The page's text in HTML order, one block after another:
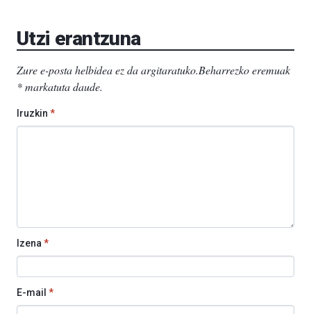
Utzi erantzuna
Zure e-posta helbidea ez da argitaratuko.Beharrezko eremuak
*markatuta daude.
Iruzkin *
Izena *
E-mail *